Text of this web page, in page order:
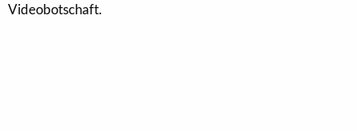
Videobotschaft.